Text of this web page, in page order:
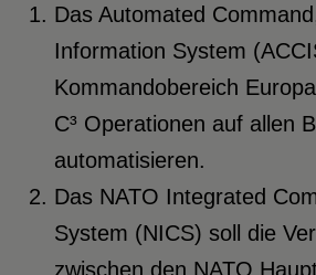
Das Automated
Information System
Kommandobereich
C³ Operationen auf allen
automatisieren.
Das NATO Integrated
System (NICS) soll die
zwischen den NATO